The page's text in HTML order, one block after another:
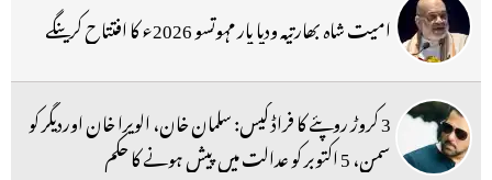
امیت شاہ بھارتیہ ودیا پار مہوتسو 2026ء کا افتتاح کرینگے
3 کروڑ روپئے کا فراڈ کیس: سلمان خان، الویرا خان اوردیگر کو
سمن، 5 اکتوبر کو عدالت میں پیش ہونے کا حکم